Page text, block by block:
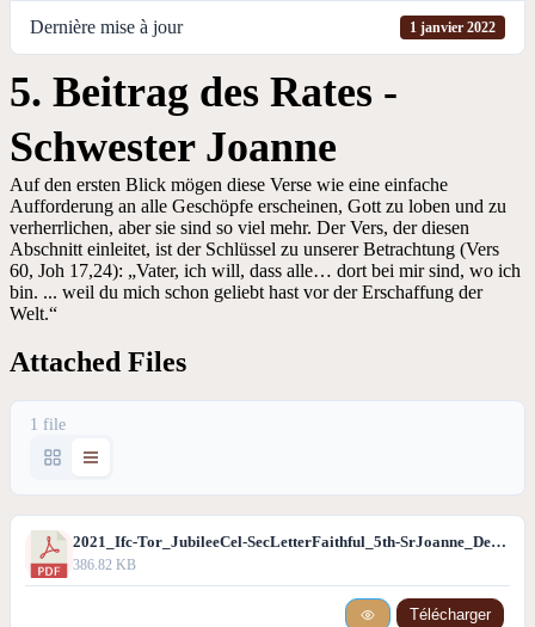
Dernière mise à jour 1 janvier 2022
5. Beitrag des Rates -
Schwester Joanne
Auf den ersten Blick mögen diese Verse wie eine einfache
Aufforderung an alle Geschöpfe erscheinen, Gott zu loben und zu
verherrlichen, aber sie sind so viel mehr. Der Vers, der diesen
Abschnitt einleitet, ist der Schlüssel zu unserer Betrachtung (Vers
60, Joh 17,24): „Vater, ich will, dass alle… dort bei mir sind, wo ich
bin. ... weil du mich schon geliebt hast vor der Erschaffung der
Welt.“
Attached Files
1 file
2021_Ifc-Tor_JubileeCel-SecLetterFaithful_5th-SrJoanne_Deu.pdf
386.82 KB
Télécharger